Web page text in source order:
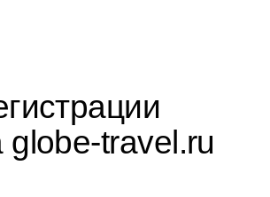
travel.ru